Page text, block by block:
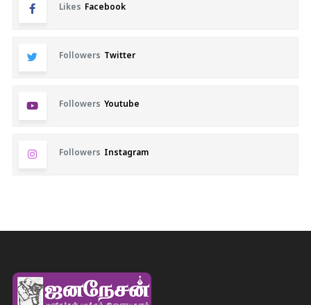
Likes Facebook
Followers Twitter
Followers Youtube
Followers Instagram